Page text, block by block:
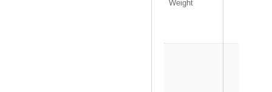
Weight